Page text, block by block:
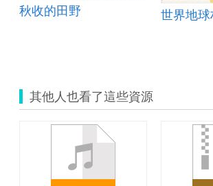
秋收的田野
其他人也看了這些資源